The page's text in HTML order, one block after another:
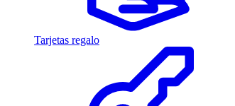
Tarjetas regalo